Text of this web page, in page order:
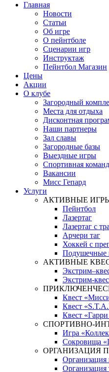
Главная
Новости
Статьи
Об игре
О пейнтболе
Сценарии игр
Инструктаж
Пейнтбол Магазин
Цены
Акции
О клубе
Загородный
Места для отдыха
Дисконтная
Наши партнеры
Зал славы
Загородные базы
Выездные игры
Спортивная
Вакансии
Мисс Гепард
Услуги
АКТИВНЫЕ
Пейнтбол
Лазертаг
Лазертаг с
Арчери таг
Хоккей с
Подушечные
АКТИВНЫЕ
Экстрим-
Квест
Квест
Квест
СПОРТИВНО-
Игра
Сокровища
ОРГАНИЗАЦИЯ
Организация
Организация